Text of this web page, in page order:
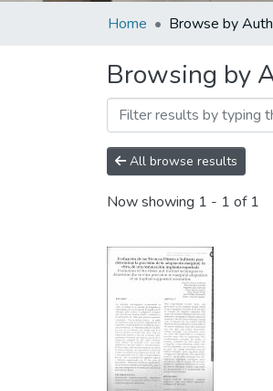
Home Browse by
Browsing by
All browse results
Now showing 1 - 1 of 1